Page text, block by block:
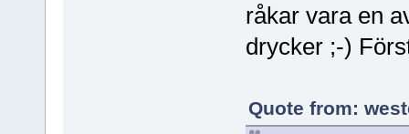
råkar vara en
drycker ;-)
Quote from: